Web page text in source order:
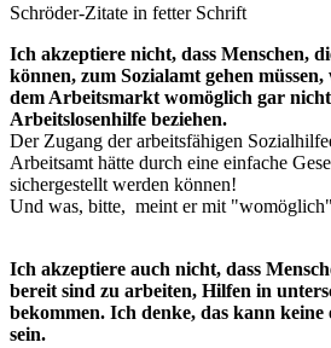
Schröder-Zitate in fetter Schrift
Ich akzeptiere nicht, dass Menschen,
können, zum Sozialamt gehen
dem Arbeitsmarkt womöglich gar
Arbeitslosenhilfe beziehen.
Der Zugang der arbeitsfähigen
Arbeitsamt hätte durch eine einfache
sichergestellt werden können!
Und was, bitte, meint er mit
Ich akzeptiere auch nicht, dass
bereit sind zu arbeiten, Hilfen in
bekommen. Ich denke, das kann
sein.